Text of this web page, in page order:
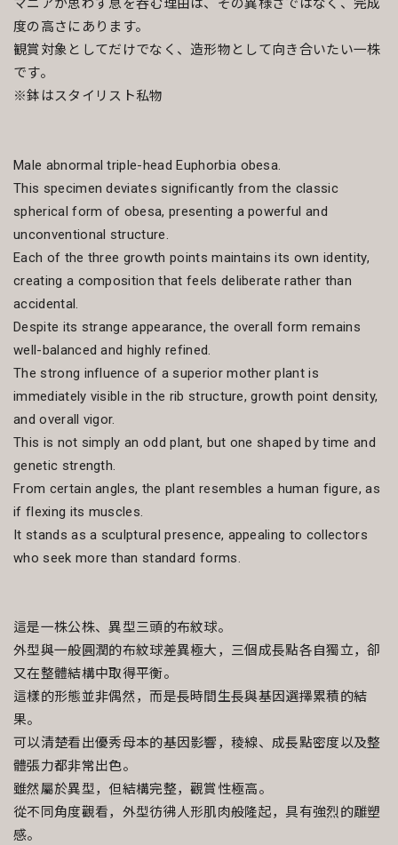
マニアが思わず息を呑む理由は、その異様さではなく、完成
度の高さにあります。
観賞対象としてだけでなく、造形物として向き合いたい一株
です。
※鉢はスタイリスト私物
Male abnormal triple-head Euphorbia obesa.
This specimen deviates significantly from the classic
spherical form of obesa, presenting a powerful and
unconventional structure.
Each of the three growth points maintains its own identity,
creating a composition that feels deliberate rather than
accidental.
Despite its strange appearance, the overall form remains
well-balanced and highly refined.
The strong influence of a superior mother plant is
immediately visible in the rib structure, growth point density,
and overall vigor.
This is not simply an odd plant, but one shaped by time and
genetic strength.
From certain angles, the plant resembles a human figure, as
if flexing its muscles.
It stands as a sculptural presence, appealing to collectors
who seek more than standard forms.
這是一株公株、異型三頭的布紋球。
外型與一般圓潤的布紋球差異極大，三個成長點各自獨立，卻
又在整體結構中取得平衡。
這樣的形態並非偶然，而是長時間生長與基因選擇累積的結
果。
可以清楚看出優秀母本的基因影響，稜線、成長點密度以及整
體張力都非常出色。
雖然屬於異型，但結構完整，觀賞性極高。
從不同角度觀看，外型彷彿人形肌肉般隆起，具有強烈的雕塑
感。